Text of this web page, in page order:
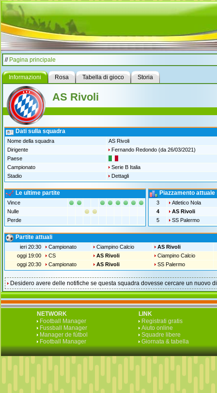
// Pagina principale
Informazioni Rosa Tabella di gioco Storia
AS Rivoli
Dati sulla squadra
Nome della squadra
AS Rivoli
Dirigente
Fernando Redondo (da 26/03/2021)
Paese
Campionato
Serie B Italia
Stadio
Dettagli
Le ultime partite
Vince
Nulle
Perde
Piazzamento attuale
3
Atletico Nola
4
AS Rivoli
5
SS Palermo
Partite attuali
ieri 20:30 Campionato Ciampino Calcio
AS Rivoli
oggi 19:00
CS AS Rivoli
Ciampino Calcio
oggi 20:30
Campionato AS Rivoli SS Palermo
Desidero avere delle notifiche se questa squadra dovesse cercare un nuovo
NETWORK
Football Manager
Fussball Manager
Manager de fútbol
Football Manager
LINK
Registrati gratis
Aiuto online
Squadre libere
Giornata & tabella